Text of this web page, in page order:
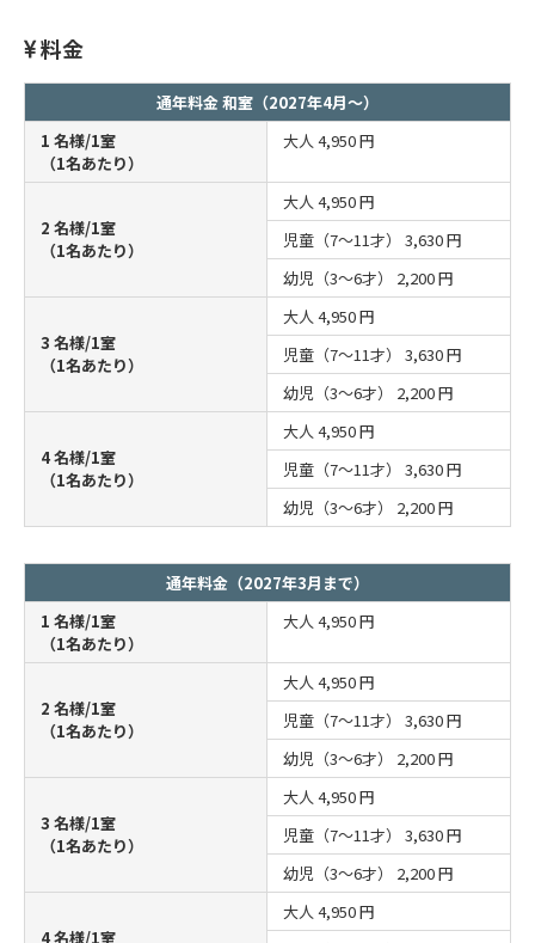
料金
通年料金 和室（2027年4月～）
1 名様/1室
（1名あたり）
大人 4,950 円
2 名様/1室
（1名あたり）
大人 4,950 円
児童（7～11才） 3,630 円
幼児（3～6才） 2,200 円
3 名様/1室
（1名あたり）
大人 4,950 円
児童（7～11才） 3,630 円
幼児（3～6才） 2,200 円
4 名様/1室
（1名あたり）
大人 4,950 円
児童（7～11才） 3,630 円
幼児（3～6才） 2,200 円
通年料金（2027年3月まで）
1 名様/1室
（1名あたり）
大人 4,950 円
2 名様/1室
（1名あたり）
大人 4,950 円
児童（7～11才） 3,630 円
幼児（3～6才） 2,200 円
3 名様/1室
（1名あたり）
大人 4,950 円
児童（7～11才） 3,630 円
幼児（3～6才） 2,200 円
4 名様/1室
大人 4,950 円